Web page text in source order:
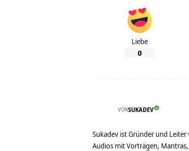
Liebe
0
VONSUKADEV
Sukadev ist Gründer und
Audios mit Vorträgen,